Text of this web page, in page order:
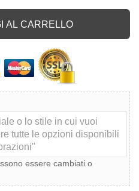
AL CARRELLO
essere cambiati o